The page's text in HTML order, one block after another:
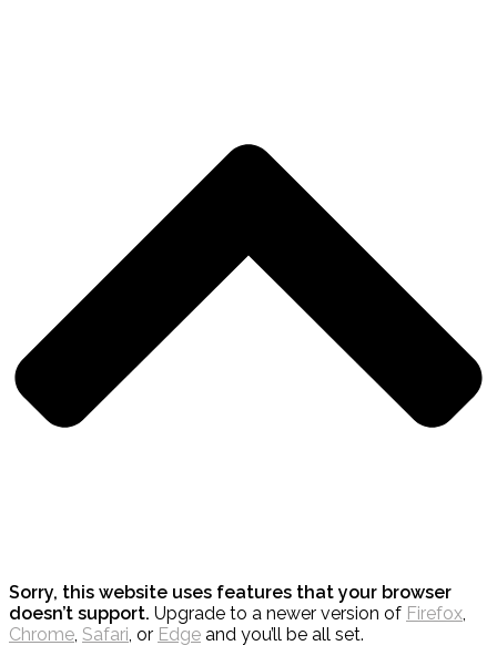
Sorry, this website uses features that your browser
doesn’t support. Upgrade to a newer version of Firefox
Chrome Safari , or Edge and you’ll be all set.